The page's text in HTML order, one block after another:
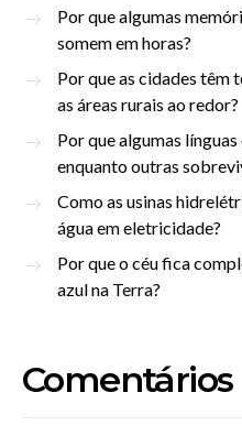
Por que algumas
somem em horas?
Por que as cidades têm
as áreas rurais ao redor?
Por que algumas
enquanto outras
Como as usinas
água em eletricidade?
Por que o céu fica
azul na Terra?
Comentários